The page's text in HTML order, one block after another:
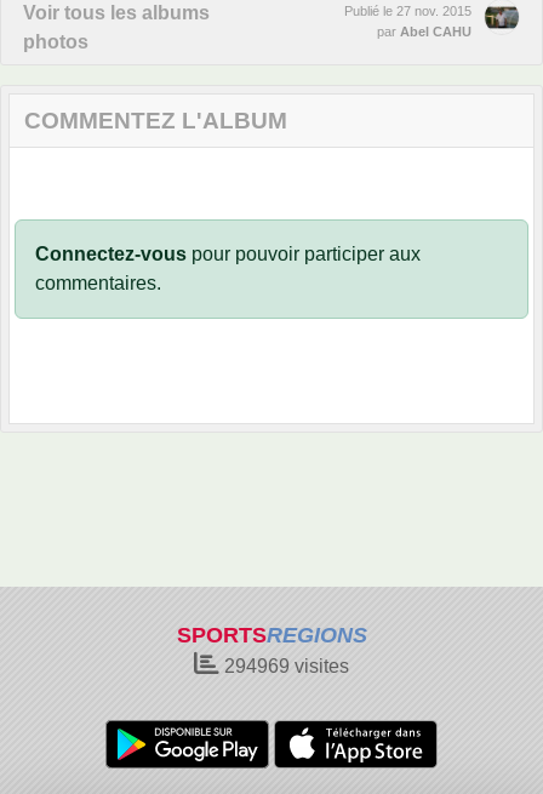
Voir tous les albums
photos
Publié le 27 nov. 2015
par Abel CAHU
COMMENTEZ L'ALBUM
Connectez-vous pour pouvoir participer aux
commentaires.
SPORTSREGIONS
294969 visites